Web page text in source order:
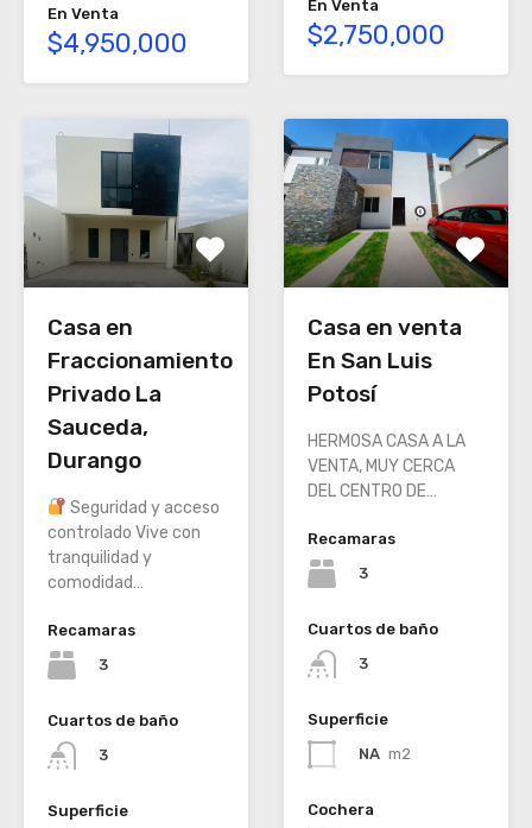
En Venta
$4,950,000
En Venta
$2,750,000
Casa en
Fraccionamiento
Privado La
Sauceda,
Durango
Seguridad y acceso
controlado Vive con
tranquilidad y
comodidad…
Recamaras
3
Cuartos de baño
3
Superficie
Casa en venta
En San Luis
Potosí
HERMOSA CASA A LA
VENTA, MUY CERCA
DEL CENTRO DE…
Recamaras
3
Cuartos de baño
3
Superficie
NA m2
Cochera